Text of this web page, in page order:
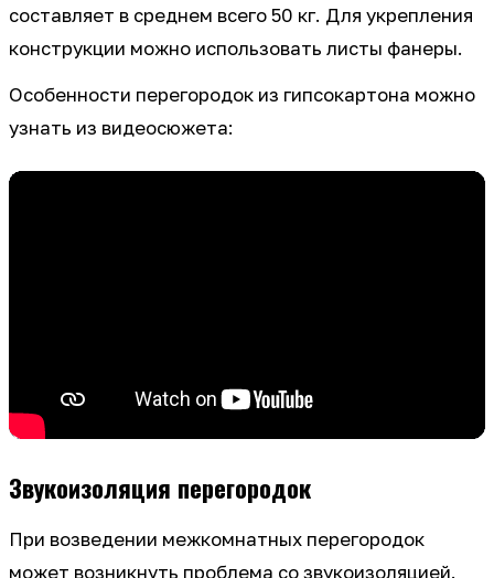
составляет в среднем всего 50 кг. Для укрепления
конструкции можно использовать листы фанеры.
Особенности перегородок из гипсокартона можно
узнать из видеосюжета:
Звукоизоляция перегородок
При возведении межкомнатных перегородок
может возникнуть проблема со звукоизоляцией.